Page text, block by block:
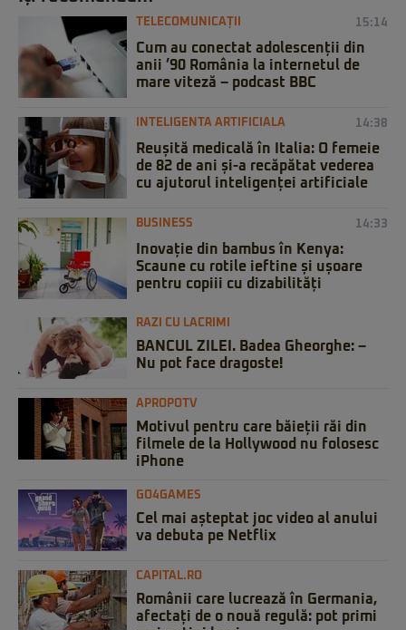
TELECOMUNICAȚII 15:14
Cum au conectat adolescenții din
anii ’90 România la internetul de
mare viteză – podcast BBC
INTELIGENTA ARTIFICIALA 14:38
Reușită medicală în Italia: O femeie
de 82 de ani și-a recăpătat vederea
cu ajutorul inteligenței artificiale
BUSINESS 14:33
Inovație din bambus în Kenya:
Scaune cu rotile ieftine și ușoare
pentru copiii cu dizabilități
RAZI CU LACRIMI
BANCUL ZILEI. Badea Gheorghe: –
Nu pot face dragoste!
APROPOTV
Motivul pentru care băieții răi din
filmele de la Hollywood nu folosesc
iPhone
GO4GAMES
Cel mai așteptat joc video al anului
va debuta pe Netflix
CAPITAL.RO
Românii care lucrează în Germania,
afectați de o nouă regulă: pot primi